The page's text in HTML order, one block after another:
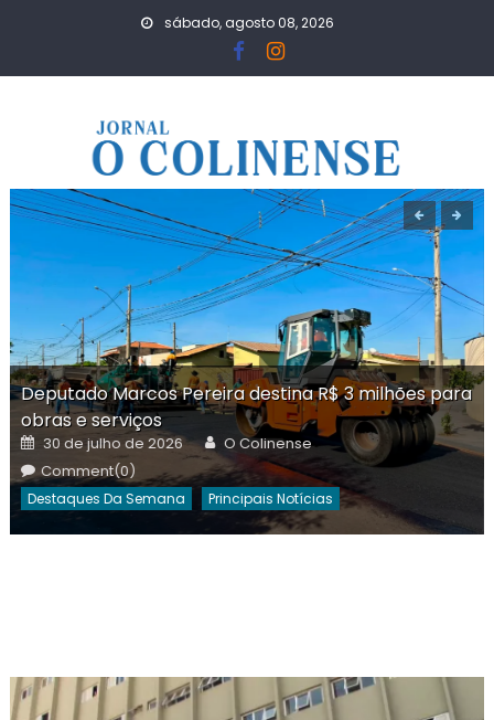
sábado, agosto 08, 2026
Deputado Marcos Pereira destina R$ 3 milhões para
obras e serviços
Posted
on
30 de julho de 2026 Author
O Colinense
Comment(0)
Destaques Da Semana Principais Notícias